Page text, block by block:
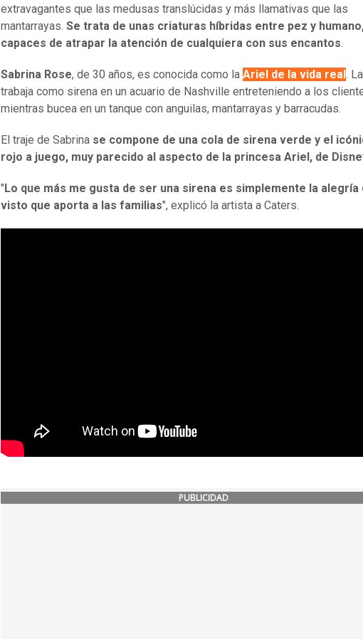
extravagantes que las medusas translúcidas y más llamativas que las
mantarrayas. Se trata de unas criaturas híbridas entre pez y
capaces de atrapar la atención de cualquiera con sus encantos.
Sabrina Rose, de 30 años, es conocida como la Ariel de la vida real .
trabaja como sirena en un acuario de Nashville entreteniendo a los
mientras bucea en un tanque con anguilas, mantarrayas y barracudas.
El traje de Sabrina se compone de una cola de sirena verde y el
rojo a juego, muy parecido al aspecto de la princesa Ariel, de
" Lo que más me gusta de ser una sirena es simplemente la alegría
visto que aporta a las familias", explicó la artista a Caters.
PUBLICIDAD